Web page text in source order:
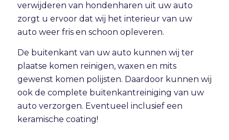
verwijderen van hondenharen uit uw auto
zorgt u ervoor dat wij het interieur van uw
auto weer fris en schoon opleveren.
De buitenkant van uw auto kunnen wij ter
plaatse komen reinigen, waxen en mits
gewenst komen polijsten. Daardoor kunnen wij
ook de complete buitenkantreiniging van uw
auto verzorgen. Eventueel inclusief een
keramische coating!